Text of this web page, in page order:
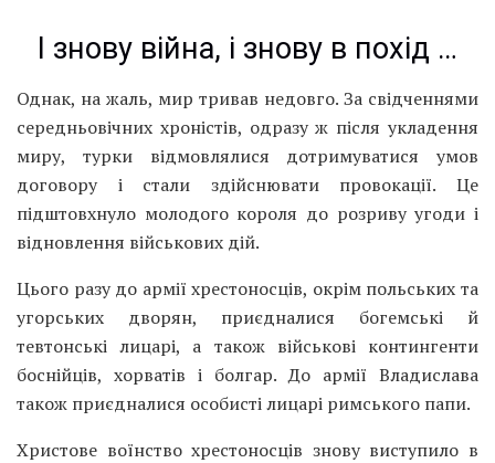
І знову війна, і знову в похід …
Однак, на жаль, мир тривав недовго. За свідченнями
середньовічних хроністів, одразу ж після укладення
миру, турки відмовлялися дотримуватися умов
договору і стали здійснювати провокації. Це
підштовхнуло молодого короля до розриву угоди і
відновлення військових дій.
Цього разу до армії хрестоносців, окрім польських та
угорських дворян, приєдналися богемські й
тевтонські лицарі, а також військові контингенти
боснійців, хорватів і болгар. До армії Владислава
також приєдналися особисті лицарі римського папи.
Христове воїнство хрестоносців знову виступило в